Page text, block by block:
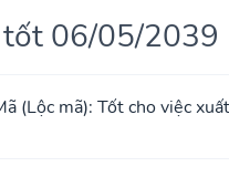
tốt 06/05/2039
(Lộc mã): Tốt cho việc